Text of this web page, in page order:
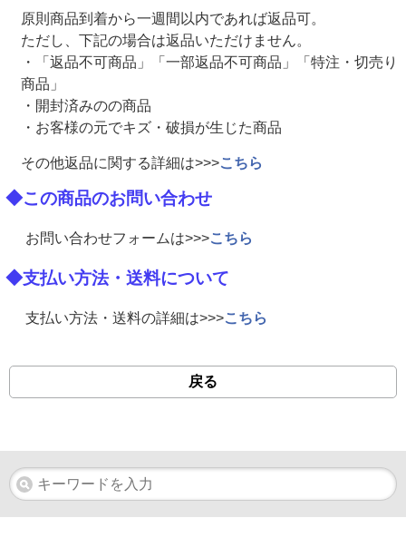
原則商品到着から一週間以内であれば返品可。
ただし、下記の場合は返品いただけません。
・「返品不可商品」「一部返品不可商品」「特注・切売り
商品」
・開封済みのの商品
・お客様の元でキズ・破損が生じた商品
その他返品に関する詳細は>>>こちら
◆この商品のお問い合わせ
お問い合わせフォームは>>>こちら
◆支払い方法・送料について
支払い方法・送料の詳細は>>>こちら
戻る